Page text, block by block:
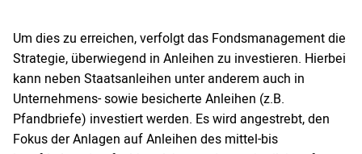
Um dies zu erreichen, verfolgt das Fondsmanagement die
Strategie, überwiegend in Anleihen zu investieren. Hierbei
kann neben Staatsanleihen unter anderem auch in
Unternehmens- sowie besicherte Anleihen (z.B.
Pfandbriefe) investiert werden. Es wird angestrebt, den
Fokus der Anlagen auf Anleihen des mittel-bis